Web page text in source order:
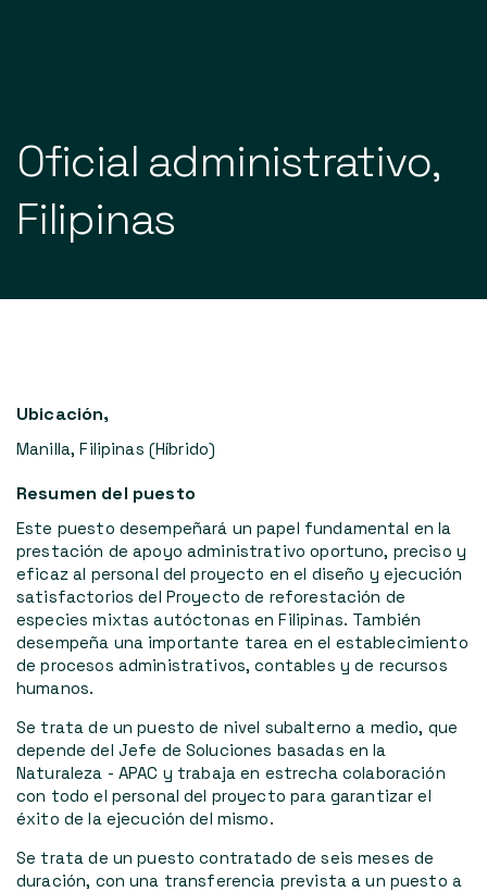
Nuestra cartera
Última
Acerca de
Póngase en contacto con
Oficial administrativo,
Filipinas
Ubicación,
Manilla, Filipinas (Híbrido)
Resumen del puesto
Este puesto desempeñará un papel fundamental en la
prestación de apoyo administrativo oportuno, preciso y
eficaz al personal del proyecto en el diseño y ejecución
satisfactorios del Proyecto de reforestación de
especies mixtas autóctonas en Filipinas. También
desempeña una importante tarea en el establecimiento
de procesos administrativos, contables y de recursos
humanos.
Se trata de un puesto de nivel subalterno a medio, que
depende del Jefe de Soluciones basadas en la
Naturaleza - APAC y trabaja en estrecha colaboración
con todo el personal del proyecto para garantizar el
éxito de la ejecución del mismo.
Se trata de un puesto contratado de seis meses de
duración, con una transferencia prevista a un puesto a